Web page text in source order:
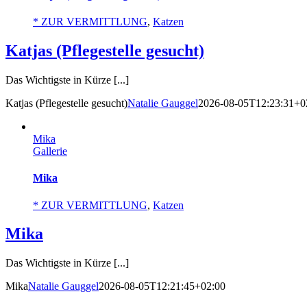
* ZUR VERMITTLUNG, Katzen
Katjas (Pflegestelle gesucht)
Das Wichtigste in Kürze [...]
Katjas (Pflegestelle gesucht)Natalie Gauggel2026-08-
Mika
Gallerie
Mika
* ZUR VERMITTLUNG, Katzen
Mika
Das Wichtigste in Kürze [...]
MikaNatalie Gauggel2026-08-05T12:21:45+02:00